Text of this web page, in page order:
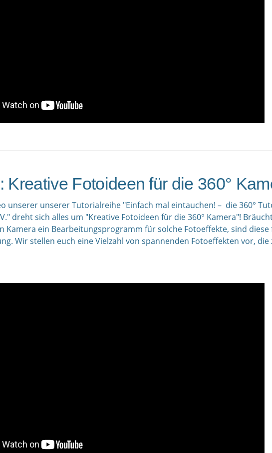
Kreative Fotoideen für die 360°
unserer unserer Tutorialreihe "Einfach mal eintauchen! – die 360°
dreht sich alles um "Kreative Fotoideen für die 360° Kamera"!
Kamera ein Bearbeitungsprogramm für solche Fotoeffekte, sind diese
Wir stellen euch eine Vielzahl von spannenden Fotoeffekten vor, die